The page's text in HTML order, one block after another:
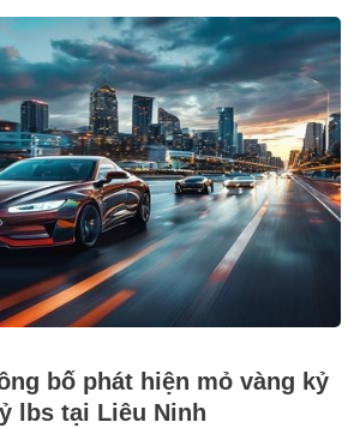
bố phát hiện mỏ vàng kỷ
lbs tại Liêu Ninh